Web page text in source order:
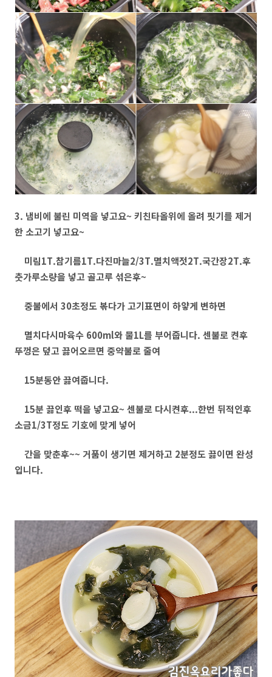
3. 냄비에 불린 미역을 넣고요~ 키친타올위에 올려 핏기를 제거
한 소고기 넣고요~
미림1T.참기름1T.다진마늘2/3T.멸치액젓2T.국간장2T.후
춧가루소량을 넣고 골고루 섞은후~
중불에서 30초정도 볶다가 고기표면이 하얗게 변하면
멸치다시마육수 600ml와 물1L를 부어줍니다. 센불로 켠후
뚜껑은 덮고 끓어오르면 중약불로 줄여
15분동안 끓여줍니다.
15분 끓인후 떡을 넣고요~ 센불로 다시켠후...한번 뒤적인후
소금1/3T정도 기호에 맞게 넣어
간을 맞춘후~~ 거품이 생기면 제거하고 2분정도 끓이면 완성
입니다.